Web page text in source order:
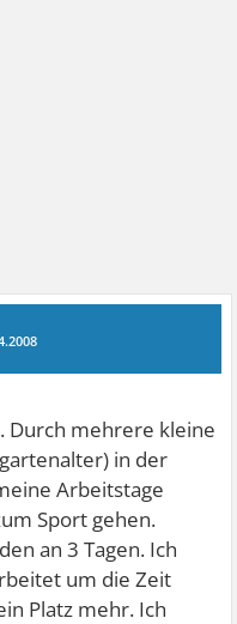
Durch mehrere kleine
in der
Arbeitstage
Sport gehen.
an 3 Tagen. Ich
um die Zeit
Platz mehr. Ich